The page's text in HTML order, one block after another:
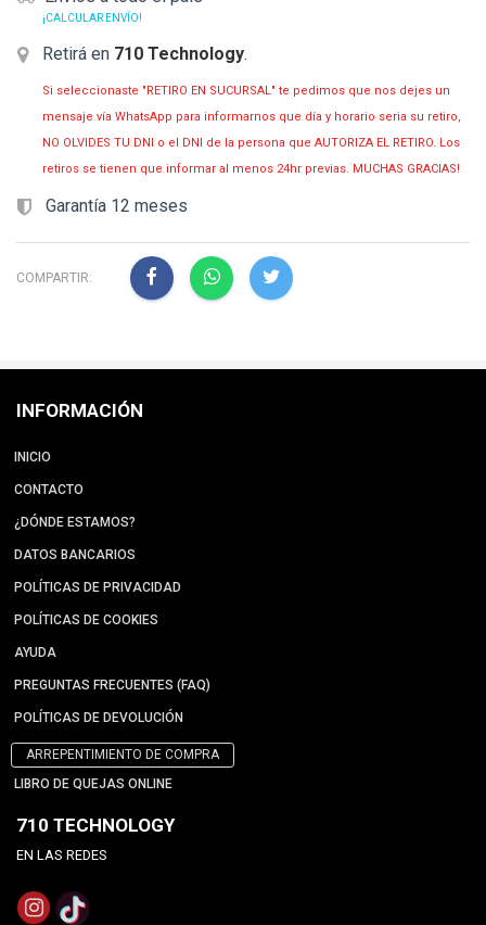
¡CALCULAR ENVÍO!
Retirá en 710 Technology.
Si seleccionaste "RETIRO EN SUCURSAL" te pedimos que nos dejes un
mensaje vía WhatsApp para informarnos que día y horario seria su retiro,
NO OLVIDES TU DNI o el DNI de la persona que AUTORIZA EL RETIRO. Los
retiros se tienen que informar al menos 24hr previas. MUCHAS GRACIAS!
Garantía 12 meses
COMPARTIR:
INFORMACIÓN
INICIO
CONTACTO
¿DÓNDE ESTAMOS?
DATOS BANCARIOS
POLÍTICAS DE PRIVACIDAD
POLÍTICAS DE COOKIES
AYUDA
PREGUNTAS FRECUENTES (FAQ)
POLÍTICAS DE DEVOLUCIÓN
ARREPENTIMIENTO DE COMPRA
LIBRO DE QUEJAS ONLINE
710 TECHNOLOGY
EN LAS REDES